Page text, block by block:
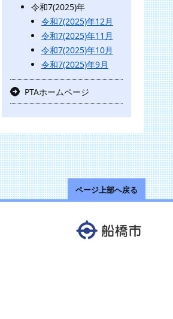
令和7(2025)年
令和7(2025)年12月
令和7(2025)年11月
令和7(2025)年10月
令和7(2025)年9月
PTAホームページ
ページ上部へ戻る